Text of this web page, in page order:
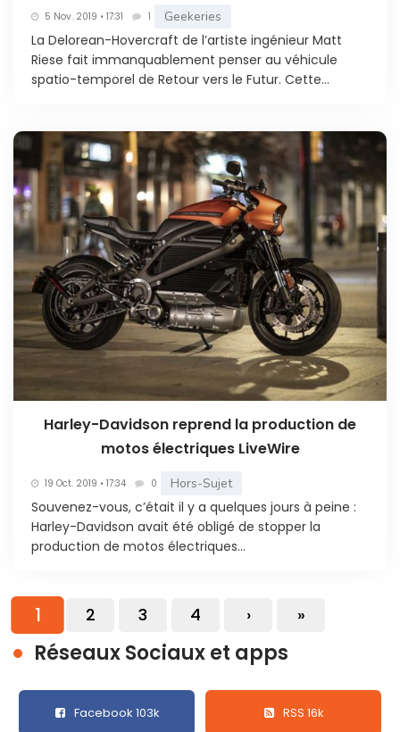
5 Nov. 2019 • 17:31 1 Geekeries
La Delorean-Hovercraft de l’artiste ingénieur Matt
Riese fait immanquablement penser au véhicule
spatio-temporel de Retour vers le Futur. Cette...
Harley-Davidson reprend la production de
motos électriques LiveWire
19 Oct. 2019 • 17:34 0 Hors-Sujet
Souvenez-vous, c’était il y a quelques jours à peine :
Harley-Davidson avait été obligé de stopper la
production de motos électriques...
1 2 3 4 › »
Réseaux Sociaux et apps
Facebook 103k RSS 16k